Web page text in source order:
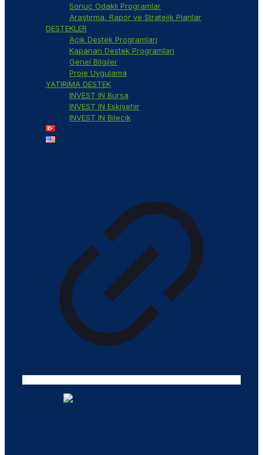
Sonuç Odaklı Programlar
Araştırma, Rapor ve Stratejik Planlar
DESTEKLER
Açık Destek Programları
Kapanan Destek Programları
Genel Bilgiler
Proje Uygulama
YATIRIMA DESTEK
INVEST IN Bursa
INVEST IN Eskişehir
INVEST IN Bilecik